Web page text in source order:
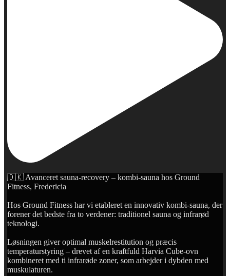
🇩🇰 Avanceret sauna-recovery – kombi-sauna hos Ground
Fitness, Fredericia
Hos Ground Fitness har vi etableret en innovativ kombi-sauna, der
forener det bedste fra to verdener: traditionel sauna og infrarød
teknologi.
Løsningen giver optimal muskelrestitution og præcis
temperaturstyring – drevet af en kraftfuld Harvia Cube-ovn
kombineret med ti infrarøde zoner, som arbejder i dybden med
muskulaturen.